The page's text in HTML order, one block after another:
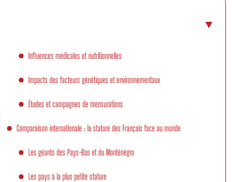
Influences médicales et nutritionnelles
Impacts des facteurs génétiques et environnementaux
Études et campagnes de mensurations
Comparaison internationale : la stature des Français face au monde
Les géants des Pays-Bas et du Monténégro
Les pays à la plus petite stature